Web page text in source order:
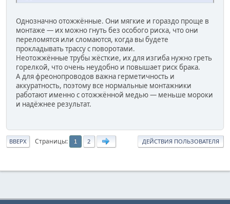
Однозначно отожжённые. Они мягкие и гораздо проще в
монтаже — их можно гнуть без особого риска, что они
переломятся или сломаются, когда вы будете
прокладывать трассу с поворотами.
Неотожжённые трубы жёсткие, их для изгиба нужно греть
горелкой, что очень неудобно и повышает риск брака.
А для фреонопроводов важна герметичность и
аккуратность, поэтому все нормальные монтажники
работают именно с отожжённой медью — меньше мороки
и надёжнее результат.
ВВЕРХ Страницы 1 2 ДЕЙСТВИЯ ПОЛЬЗОВАТЕЛЯ